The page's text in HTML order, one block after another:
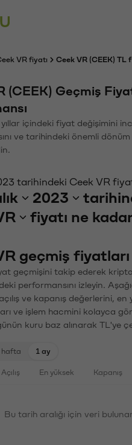
VR fiyatı Ceek VR (CEEK) TL
(CEEK) Geçmiş
içindeki fiyat değişimini
ve tarihindeki önemli dönüm
tarihindeki Ceek VR
2023
fiyatı ne
geçmiş fiyatları
geçmişini takip ederek kripto
performansını izleyin.
ve kapanış değerlerini, en
ve işlem hacmini kolayca
kuru baz alınarak TL'ye
hafta 1 ay
Açılış En yüksek Kapanış
Bu tarih aralığı için veri